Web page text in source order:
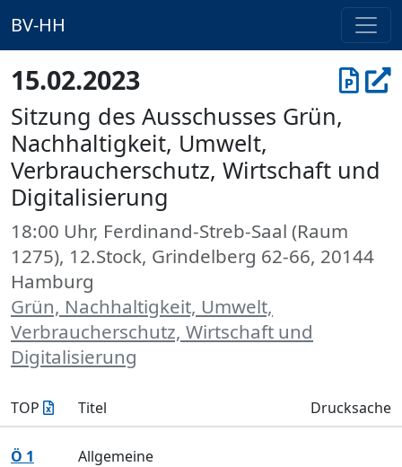
BV-HH
15.02.2023
Sitzung des Ausschusses Grün,
Nachhaltigkeit, Umwelt,
Verbraucherschutz, Wirtschaft und
Digitalisierung
18:00 Uhr, Ferdinand-Streb-Saal (Raum
1275), 12.Stock, Grindelberg 62-66, 20144
Hamburg
Grün, Nachhaltigkeit, Umwelt,
Verbraucherschutz, Wirtschaft und
Digitalisierung
TOP Titel Drucksache
Ö 1
Allgemeine